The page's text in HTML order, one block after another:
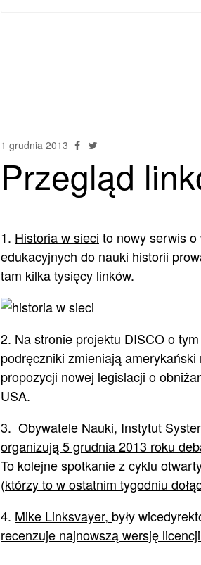
1 grudnia 2013
Przegląd
1. Historia w sieci to nowy serwis
edukacyjnych do nauki historii
tam kilka tysięcy linków.
2. Na stronie projektu DISCOo
podręczniki zmieniają
propozycji nowej legislacji o
USA.
3. Obywatele Nauki, Instytut
organizują 5 grudnia 2013 roku
To kolejne spotkanie z cyklu
(którzy to w ostatnim tygodniu
4. Mike Linksvayer, były
recenzuje najnowszą wersję